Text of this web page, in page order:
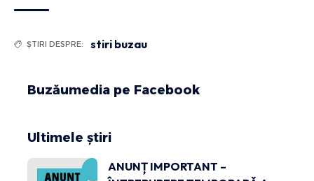
ȘTIRI DESPRE: stiri buzau
Buzăumedia pe Facebook
Ultimele știri
ANUNȚ IMPORTANT –